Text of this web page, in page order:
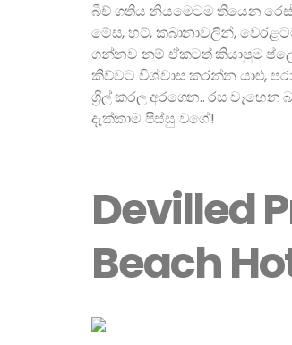
බීච් ගතිය නියමෙටම තියෙන
මේස, හට්, කබානාවලින්,
ගන්නව නම් ඒකටත් කියාපුම
කිව්වට විශ්වාස කරන්න යාළු,
ග්‍රිල් කරල අරගෙන.. රස
දැක්කාම පිස්සු වගේ!
Devilled
Beach